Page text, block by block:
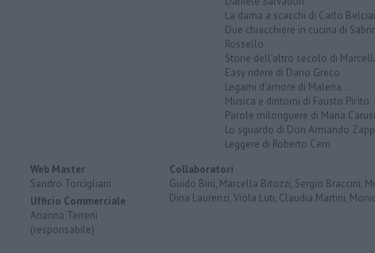
La dama a scacchi di Carlo
Due chiacchiere in cucina di
Rossello
Storie dell'altro secolo di
Easy ridere di Dario Greco
Legami d'amore di Malena ...
Musica e dintorni di Fausto Pirìto
Parole milonguere di Maria
Lo sguardo di Don Armando
Leggere di Roberto Cerri
Web Master
Sandro Torcigliani
Ufficio Commerciale
Arianna Terreni
(responsabile)
Collaboratori
Guido Bini, Marcella Bitozzi, Sergio Braccini,
Dina Laurenzi, Viola Luti, Claudia Martini,